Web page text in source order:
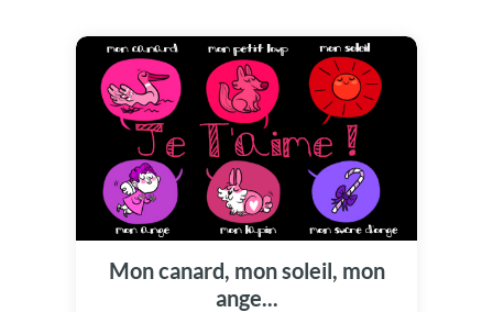
Mon canard, mon soleil, mon
ange...